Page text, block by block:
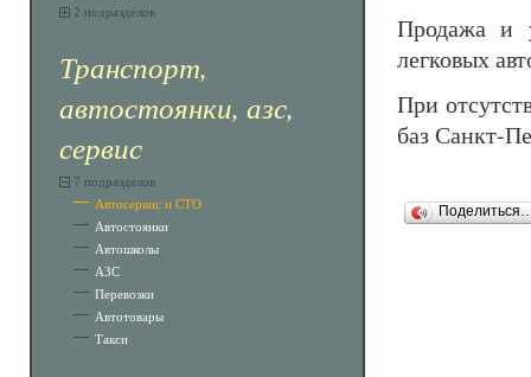
2 подразделов
Транспорт,
автостоянки, азс,
сервис
7 подразделов
Автосервис и СТО
Автостоянки
Автошколы
АЗС
Перевозки
Автотовары
Такси
Продажа и
легковых
При
баз Санкт-